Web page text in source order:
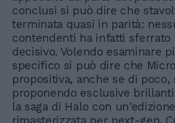
conclusi si può dire che
terminata quasi in parità:
contendenti ha infatti sferrato
decisivo. Volendo esaminare
specifico si può dire che
propositiva, anche se di poco,
proponendo esclusive
la saga di Halo con
rimasterizzata per next-gen.